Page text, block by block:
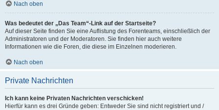
Nach oben
Was bedeutet der „Das Team“-Link auf der Startseite?
Auf dieser Seite finden Sie eine Auflistung des Forenteams, einschließlich der
Administratoren und der Moderatoren. Sie finden hier auch weitere
Informationen wie die Foren, die diese im Einzelnen moderieren.
Nach oben
Private Nachrichten
Ich kann keine Privaten Nachrichten verschicken!
Hierfür kann es drei Gründe geben: Entweder Sie sind nicht registriert und /